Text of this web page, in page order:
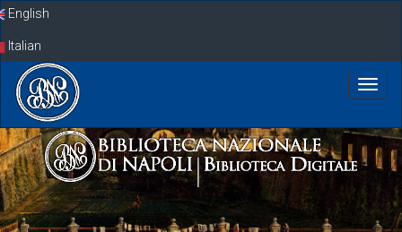
SkipEnglish
Italian